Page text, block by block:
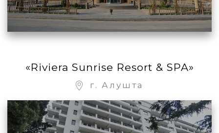
«Riviera Sunrise Resort & SPA»
г. Алушта